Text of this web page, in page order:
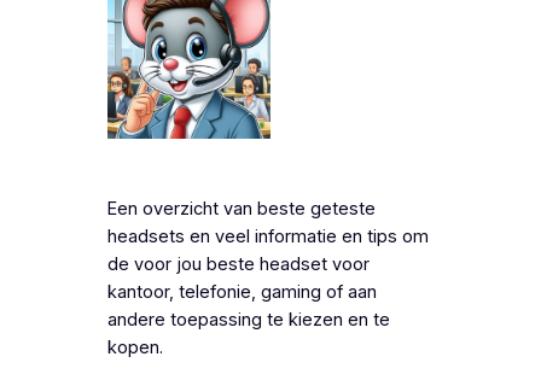
Een overzicht van beste geteste
headsets en veel informatie en tips om
de voor jou beste headset voor
kantoor, telefonie, gaming of aan
andere toepassing te kiezen en te
kopen.